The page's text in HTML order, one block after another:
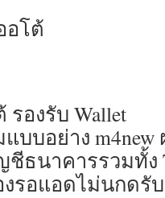
อโต้
องรับ Wallet
บบอย่าง
ธนาคารรวมทั้ง
รอแอดไม่นกดรั